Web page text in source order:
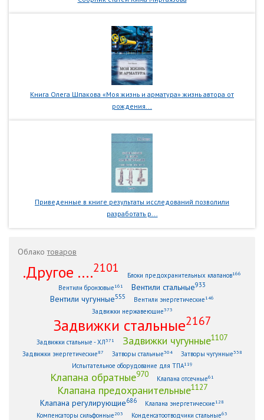
Книга Олега Шпакова «Моя жизнь и арматура» жизнь автора от
рождения...
Приведенные в книге результаты исследований позволили
разработать р...
Облакотоваров
.Другое ....2101
Блоки предохранительных клапанов166
Вентили бронзовые161 Вентили стальные933
Вентили чугунные555 Вентили энергетические146
Задвижки нержавеющие373
Задвижки стальные2167
Задвижки стальные - ХЛ371 Задвижки чугунные1107
Задвижки энергетические87 Затворы стальные304 Затворы чугунные338
Испытательное оборудование для ТПА119
Клапана обратные970 Клапана отсечные61
Клапана предохранительные1127
Клапана регулирующие686 Клапана энергетические128
Компенсаторы сильфонные 203 Конденсатоотводчики стальные63